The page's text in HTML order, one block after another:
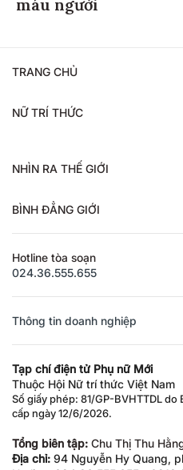
TRANG CHỦ
NỮ TRÍ THỨC
NHÌN RA THẾ GIỚI
BÌNH ĐẲNG GIỚI
Hotline tòa soạn
024.36.555.655
Thông tin doanh nghiệp
Tạp chí điện tử Phụ nữ Mới
Thuộc Hội Nữ trí thức Việt Nam
Số giấy phép: 81/GP-BVHTTDL do
cấp ngày 12/6/2026.
Tổng biên tập: Chu Thị Thu
Địa chỉ: 94 Nguyễn Hy Quang,